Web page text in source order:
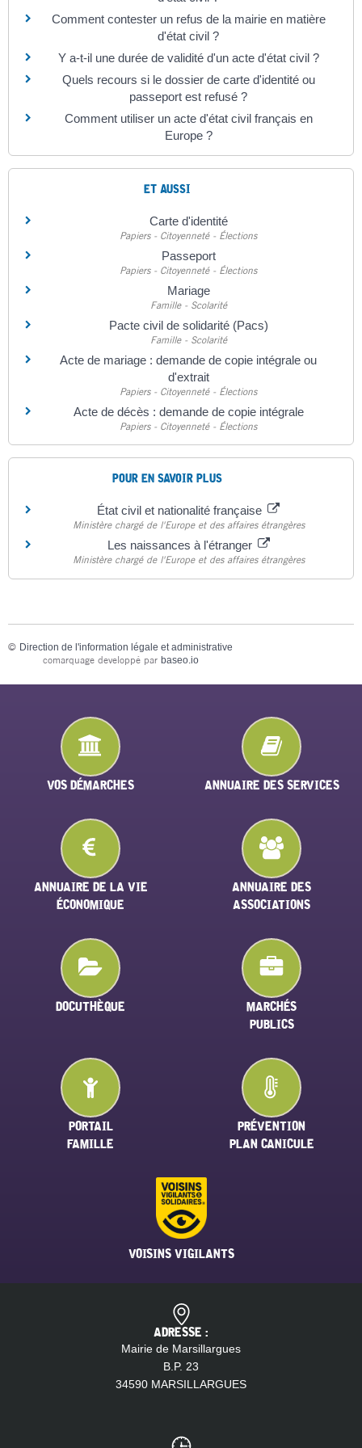
Comment contester un refus de la mairie en matière
d'état civil ?
Y a-t-il une durée de validité d'un acte d'état civil ?
Quels recours si le dossier de carte d'identité ou
passeport est refusé ?
Comment utiliser un acte d'état civil français en
Europe ?
ET AUSSI
Carte d'identité
Papiers - Citoyenneté - Élections
Passeport
Papiers - Citoyenneté - Élections
Mariage
Famille - Scolarité
Pacte civil de solidarité (Pacs)
Famille - Scolarité
Acte de mariage : demande de copie intégrale ou
d'extrait
Papiers - Citoyenneté - Élections
Acte de décès : demande de copie intégrale
Papiers - Citoyenneté - Élections
POUR EN SAVOIR PLUS
État civil et nationalité française
Ministère chargé de l'Europe et des affaires étrangères
Les naissances à l'étranger
Ministère chargé de l'Europe et des affaires étrangères
© Direction de l'information légale et administrative
comarquage developpé par baseo.io
VOS DÉMARCHES ANNUAIRE DES SERVICES
ANNUAIRE DE LA VIE
ÉCONOMIQUE
ANNUAIRE DES
ASSOCIATIONS
DOCUTHÈQUE
MARCHÉS
PUBLICS
PORTAIL
FAMILLE
PRÉVENTION
PLAN CANICULE
VOISINS VIGILANTS
ADRESSE :
Mairie de Marsillargues
B.P. 23
34590 MARSILLARGUES